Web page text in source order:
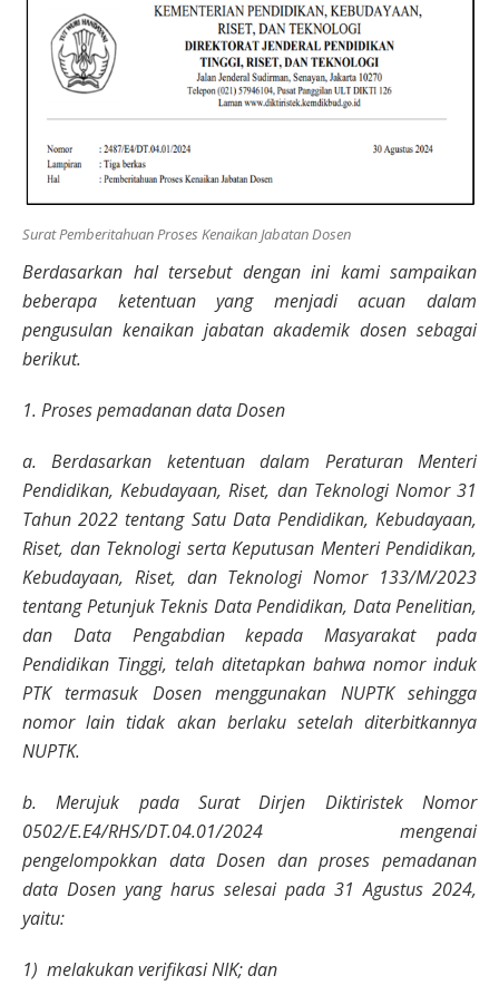
Surat Pemberitahuan Proses Kenaikan Jabatan Dosen
Berdasarkan hal tersebut dengan ini kami sampaikan
beberapa ketentuan yang menjadi acuan dalam
pengusulan kenaikan jabatan akademik dosen sebagai
berikut.
1. Proses pemadanan data Dosen
a. Berdasarkan ketentuan dalam Peraturan Menteri
Pendidikan, Kebudayaan, Riset, dan Teknologi Nomor 31
Tahun 2022 tentang Satu Data Pendidikan, Kebudayaan,
Riset, dan Teknologi serta Keputusan Menteri Pendidikan,
Kebudayaan, Riset, dan Teknologi Nomor 133/M/2023
tentang Petunjuk Teknis Data Pendidikan, Data Penelitian,
dan Data Pengabdian kepada Masyarakat pada
Pendidikan Tinggi, telah ditetapkan bahwa nomor induk
PTK termasuk Dosen menggunakan NUPTK sehingga
nomor lain tidak akan berlaku setelah diterbitkannya
NUPTK.
b. Merujuk pada Surat Dirjen Diktiristek Nomor
0502/E.E4/RHS/DT.04.01/2024 mengenai
pengelompokkan data Dosen dan proses pemadanan
data Dosen yang harus selesai pada 31 Agustus 2024,
yaitu:
1) melakukan verifikasi NIK; dan